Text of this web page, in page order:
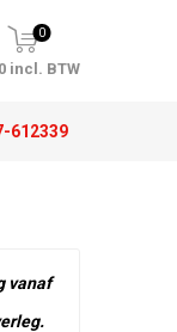
0
incl. BTW
612339
vanaf